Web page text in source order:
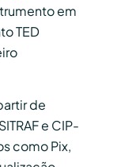
em
TED
de
e CIP-
como Pix,